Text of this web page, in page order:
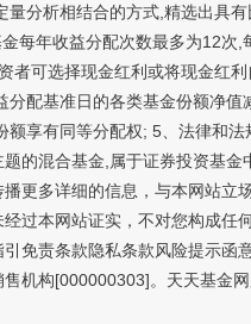
分析相结合的方式,精选出具有
年收益分配次数最多为12次,
者可选择现金红利或将现金红
配基准日的各类基金份额净
享有同等分配权; 5、法律和法
混合基金,属于证券投资基金
多详细的信息，与本网站立
过本网站证实，不对您构成任
责条款隐私条款风险提示函
构[000000303]。天天基金网